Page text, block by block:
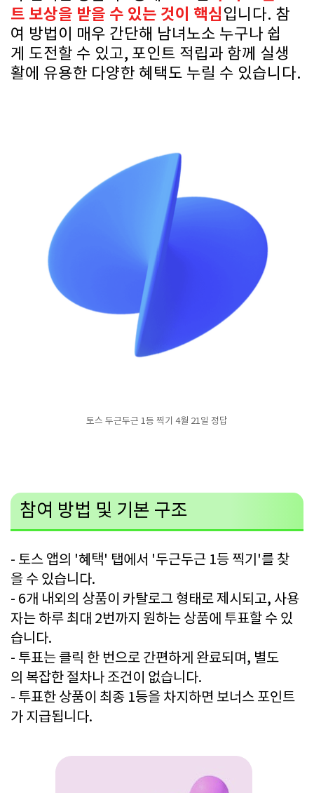
트 보상을 받을 수 있는 것이 핵심입니다. 참
여 방법이 매우 간단해 남녀노소 누구나 쉽
게 도전할 수 있고, 포인트 적립과 함께 실생
활에 유용한 다양한 혜택도 누릴 수 있습니다.
토스 두근두근 1등 찍기 4월 21일 정답
참여 방법 및 기본 구조
- 토스 앱의 '혜택' 탭에서 '두근두근 1등 찍기'를 찾
을 수 있습니다.
- 6개 내외의 상품이 카탈로그 형태로 제시되고, 사용
자는 하루 최대 2번까지 원하는 상품에 투표할 수 있
습니다.
- 투표는 클릭 한 번으로 간편하게 완료되며, 별도
의 복잡한 절차나 조건이 없습니다.
- 투표한 상품이 최종 1등을 차지하면 보너스 포인트
가 지급됩니다.